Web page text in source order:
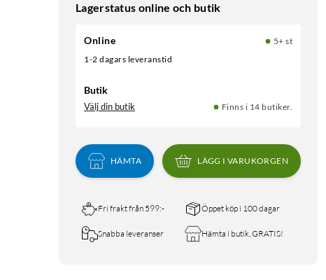
Lagerstatus online och butik
Online
5+ st
1-2 dagars leveranstid
Butik
Välj din butik Finns i 14 butiker.
HÄMTA LÄGG I VARUKORGEN
Fri frakt från 599:- Öppet köp i 100 dagar
Snabba leveranser Hämta i butik, GRATIS!